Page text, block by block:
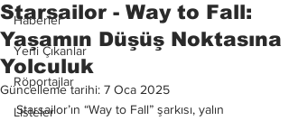
Haberler
Yeni Çıkanlar
Röportajlar
Listeler
Starsailor - Way to Fall:
Yaşamın Düşüş Noktasına
Yolculuk
Güncelleme tarihi: 7 Oca 2025
Starsailor’ın “Way to Fall” şarkısı, yalın